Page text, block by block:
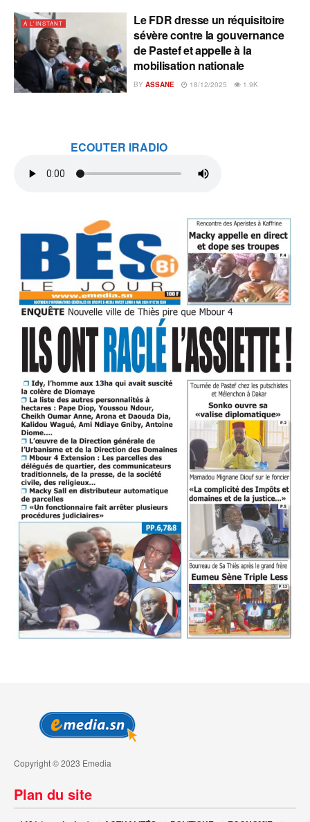
A L'INSTANT
Le FDR dresse un réquisitoire
sévère contre la gouvernance
de Pastef et appelle à la
mobilisation nationale
BY ASSANE 18/12/2025 1.9K
ECOUTER IRADIO
Copyright © 2023 Emedia
Plan du site